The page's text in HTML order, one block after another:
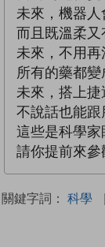
未來，機器人
而且既溫柔又
未來，不用再
所有的藥都
未來，搭上捷
不說話也能跟
這些是科學家
請你提前來參
關鍵字詞： 科學 |